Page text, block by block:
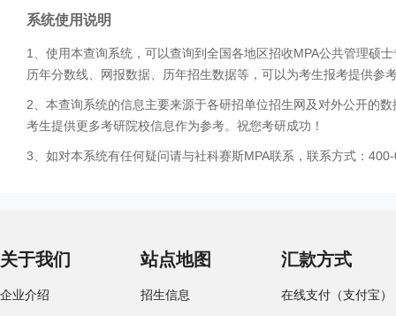
系统使用说明
1、使用本查询系统，可以查询到全国各地区招收MPA公共管理硕
历年分数线、网报数据、历年招生数据等，可以为考生报考提供参
2、本查询系统的信息主要来源于各研招单位招生网及对外公开的
考生提供更多考研院校信息作为参考。祝您考研成功！
3、如对本系统有任何疑问请与社科赛斯MPA联系，联系方式：
关于我们
企业介绍
站点地图
招生信息
汇款方式
在线支付（支付宝）